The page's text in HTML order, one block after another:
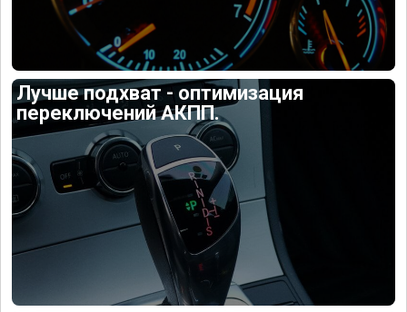
Лучше подхват - оптимизация
переключений АКПП.